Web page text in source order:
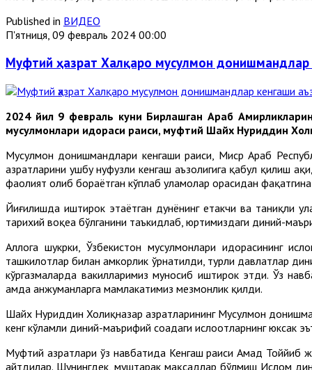
Published in ВИДЕО
П'ятниця, 09 февраль 2024 00:00
Муфтий ҳазрат Халқаро мусулмон донишмандлар
2024 йил 9 февраль куни Бирлашган Араб
мусулмонлари идораси раиси, муфтий Шайх Нуриддин
Мусулмон донишмандлари кенгаши раиси, Миср Араб
ҳазратларини ушбу нуфузли кенгаш аъзолигига қабул қилиш
фаолият олиб бораётган кўплаб уламолар орасидан
Йиғилишда иштирок этаётган дунёнинг етакчи ва таниқли
тарихий воқеа бўлганини таъкидлаб, юртимиздаги диний-
Аллоҳга шукрки, Ўзбекистон мусулмонлари идорасининг
ташкилотлар билан ҳамкорлик ўрнатилди, турли давлатлар
кўргазмаларда вакилларимиз муносиб иштирок этди. Ўз
ҳамда анжуманларга мамлакатимиз мезмонлик қилди.
Шайх Нуриддин Холиқназар ҳазратларининг Мусулмон
кенг кўламли диний-маърифий соҳадаги ислоҳотларнинг юксак
Муфтий ҳазратлари ўз навбатида Кенгаш раиси Аҳмад
айтдилар. Шунингдек, муштарак мақсадлар бўлмиш Ислом